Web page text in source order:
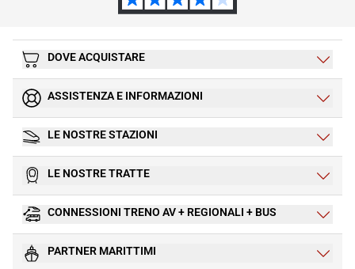
DOVE ACQUISTARE
ASSISTENZA E INFORMAZIONI
LE NOSTRE STAZIONI
LE NOSTRE TRATTE
CONNESSIONI TRENO AV + REGIONALI + BUS
PARTNER MARITTIMI